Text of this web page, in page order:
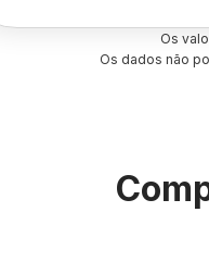
Os
Os dados não